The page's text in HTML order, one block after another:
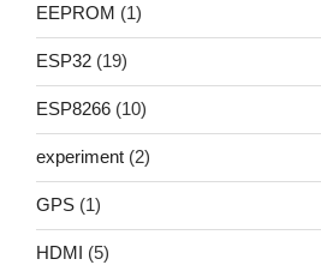
EEPROM (1)
ESP32 (19)
ESP8266 (10)
experiment (2)
GPS (1)
HDMI (5)